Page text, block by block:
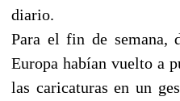
diario.
Para el fin de semana,
Europa habían vuelto a
las caricaturas en un